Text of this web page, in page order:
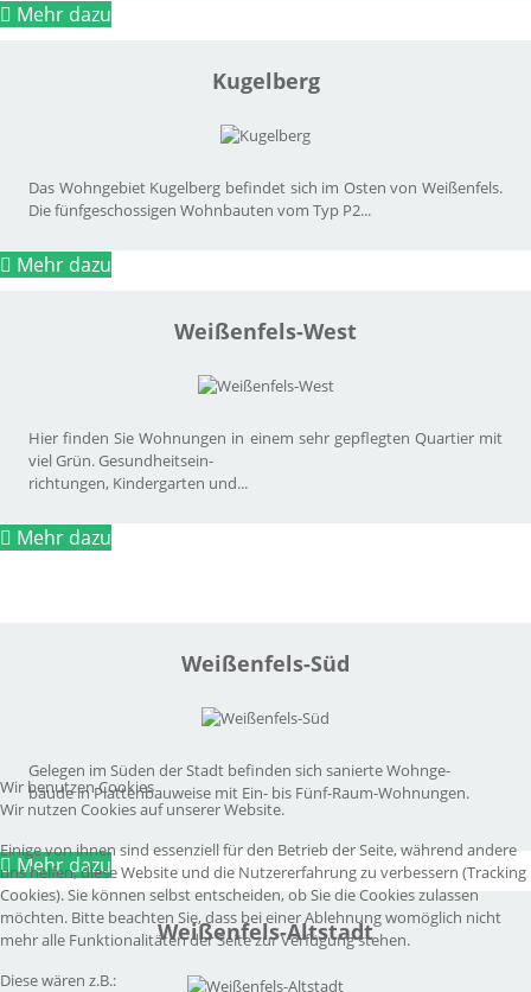
Mehr dazu
Kugelberg
Das Wohngebiet Kugelberg befindet sich im Osten von Weißenfels.
Die fünfgeschossigen Wohnbauten vom Typ P2...
Mehr dazu
Weißenfels-West
Hier finden Sie Wohnungen in einem sehr gepflegten Quartier mit
viel Grün. Gesundheitsein-
richtungen, Kindergarten und...
Mehr dazu
Weißenfels-Süd
Gelegen im Süden der Stadt befinden sich sanierte Wohnge-
bäude in Plattenbauweise mit Ein- bis Fünf-Raum-Wohnungen.
Mehr dazu
Weißenfels-Altstadt
Wir benutzen Cookies
Wir nutzen Cookies auf unserer Website.
Einige von ihnen sind essenziell für den Betrieb der Seite, während andere
uns helfen, diese Website und die Nutzererfahrung zu verbessern (Tracking
Cookies). Sie können selbst entscheiden, ob Sie die Cookies zulassen
möchten. Bitte beachten Sie, dass bei einer Ablehnung womöglich nicht
mehr alle Funktionalitäten der Seite zur Verfügung stehen.
Diese wären z.B.: